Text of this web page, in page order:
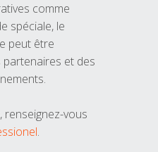
comme
spéciale, le
peut être
et des
renseignez-vous
.